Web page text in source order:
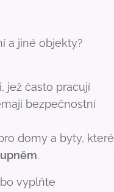
a jiné objekty?
jež často pracují
bezpečnostní
domy a byty, které
.
vyplňte